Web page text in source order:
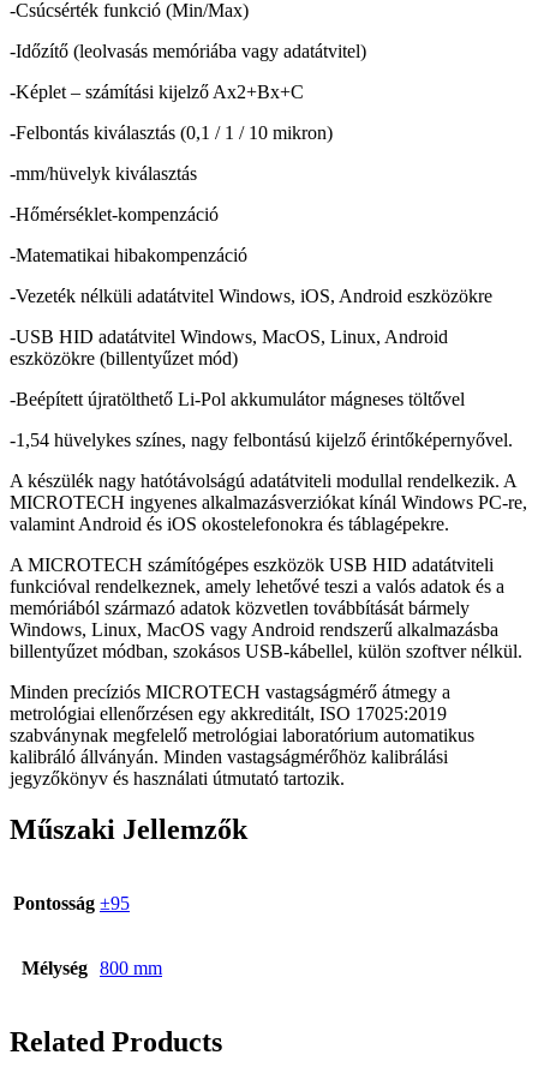
-Csúcsérték funkció (Min/Max)
-Időzítő (leolvasás memóriába vagy adatátvitel)
-Képlet – számítási kijelző Ax2+Bx+C
-Felbontás kiválasztás (0,1 / 1 / 10 mikron)
-mm/hüvelyk kiválasztás
-Hőmérséklet-kompenzáció
-Matematikai hibakompenzáció
-Vezeték nélküli adatátvitel Windows, iOS, Android eszközökre
-USB HID adatátvitel Windows, MacOS, Linux, Android
eszközökre (billentyűzet mód)
-Beépített újratölthető Li-Pol akkumulátor mágneses töltővel
-1,54 hüvelykes színes, nagy felbontású kijelző érintőképernyővel.
A készülék nagy hatótávolságú adatátviteli modullal rendelkezik. A
MICROTECH ingyenes alkalmazásverziókat kínál Windows PC-re,
valamint Android és iOS okostelefonokra és táblagépekre.
A MICROTECH számítógépes eszközök USB HID adatátviteli
funkcióval rendelkeznek, amely lehetővé teszi a valós adatok és a
memóriából származó adatok közvetlen továbbítását bármely
Windows, Linux, MacOS vagy Android rendszerű alkalmazásba
billentyűzet módban, szokásos USB-kábellel, külön szoftver nélkül.
Minden precíziós MICROTECH vastagságmérő átmegy a
metrológiai ellenőrzésen egy akkreditált, ISO 17025:2019
szabványnak megfelelő metrológiai laboratórium automatikus
kalibráló állványán. Minden vastagságmérőhöz kalibrálási
jegyzőkönyv és használati útmutató tartozik.
Műszaki Jellemzők
Pontosság ±95
Mélység 800 mm
Related Products